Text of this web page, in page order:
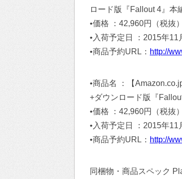
ロード版『Fallout 4』本
•価格 ：42,960円（税抜）
•入荷予定日 ：2015年11
•商品予約URL： http://
•商品名 ：【
+ダウンロード版『
•価格 ：42,960円（税抜）
•入荷予定日 ：2015年11
•商品予約URL： http://
同梱物・商品スペック